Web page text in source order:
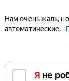
Нам очень жаль,
автоматические.
Я не